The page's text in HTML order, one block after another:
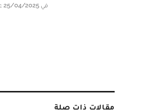
في 25/04/2025 على الساعة 13:30
مقالات ذات صلة